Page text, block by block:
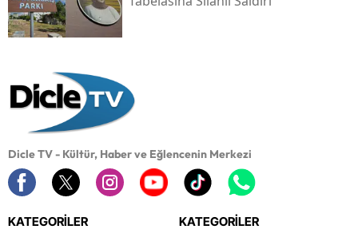
Dicle TV - Kültür, Haber ve Eğlencenin Merkezi
KATEGORİLER KATEGORİLER